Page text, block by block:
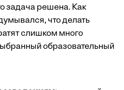
задача решена. Как
что делать
слишком много
образовательный